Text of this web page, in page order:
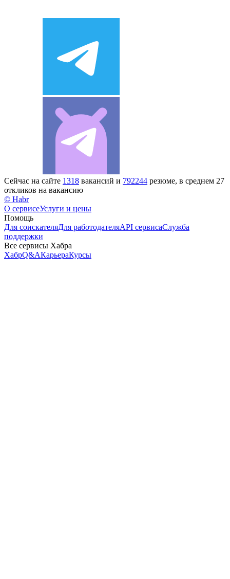
Сейчас на сайте 1318 вакансий и 792244 резюме, в среднем 27
откликов на вакансию
© Habr
О сервисеУслуги и цены
Помощь
Для соискателяДля работодателяAPI сервисаСлужба
поддержки
Все сервисы Хабра
ХабрQ&AКарьераКурсы